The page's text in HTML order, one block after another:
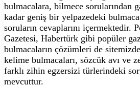
bulmacalara, bilmece sorularından
kadar geniş bir yelpazedeki
soruların cevaplarını içermektedir.
Gazetesi, Habertürk gibi popüler
bulmacaların çözümleri de
kelime bulmacaları, sözcük avı ve
farklı zihin egzersizi türlerindeki
mevcuttur.